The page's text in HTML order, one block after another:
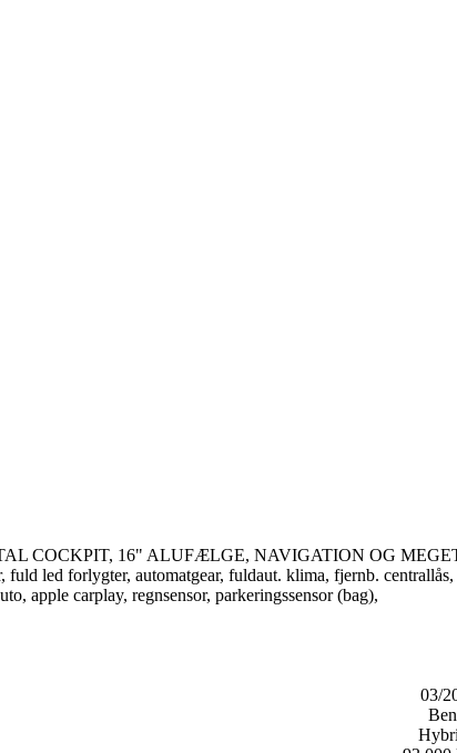
COCKPIT, 16" ALUFÆLGE, NAVIGATION OG
led forlygter, automatgear, fuldaut. klima, fjernb. centrallås,
apple carplay, regnsensor, parkeringssensor (bag),
03/